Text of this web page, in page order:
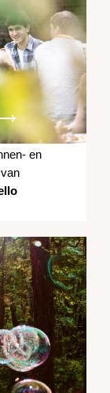
en